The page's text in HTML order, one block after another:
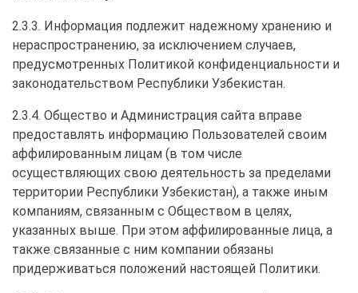
2.3.3. Информация подлежит надежному хранению и
нераспространению, за исключением случаев,
предусмотренных Политикой конфиденциальности и
законодательством Республики Узбекистан.
2.3.4. Общество и Администрация сайта вправе
предоставлять информацию Пользователей своим
аффилированным лицам (в том числе
осуществляющих свою деятельность за пределами
территории Республики Узбекистан), а также иным
компаниям, связанным с Обществом в целях,
указанных выше. При этом аффилированные лица, а
также связанные с ним компании обязаны
придерживаться положений настоящей Политики.